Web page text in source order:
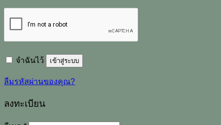
จำฉันไว้ เข้าสู่ระบบ
ลืมรหัสผ่านของคุณ?
ลงทะเบียน